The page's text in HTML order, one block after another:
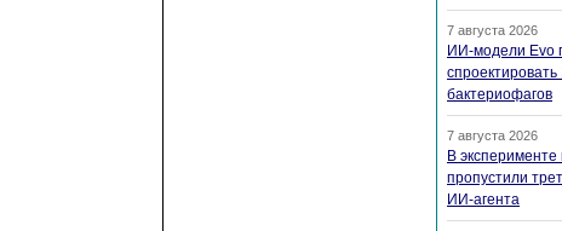
7 августа 2026
ИИ-модели Evo
бактериофагов
7 августа 2026
В эксперименте
пропустили
ИИ-агента